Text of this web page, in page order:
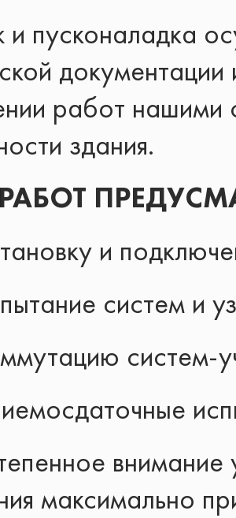
пусконаладка
работ нашими
здания.
и
систем и
систем-
внимание
максимально